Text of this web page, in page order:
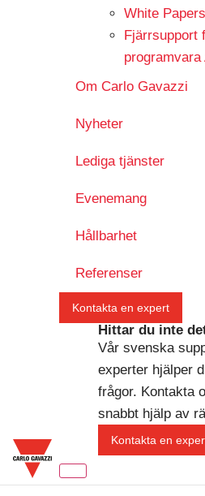
White Papers
Fjärrsupport
Om Carlo Gavazzi
Nyheter
Lediga tjänster
Evenemang
Hållbarhet
Referenser
Kontakta en expert
Hittar du inte
Vår svenska
experter hjälper
frågor. Kontakta
snabbt hjälp av
Kontakta en